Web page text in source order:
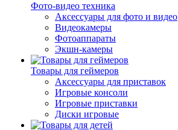
Фото-видео техника
Аксессуары для фото и видео
Видеокамеры
Фотоаппараты
Экшн-камеры
Товары для геймеров
Аксессуары для приставок
Игровые консоли
Игровые приставки
Диски игровые